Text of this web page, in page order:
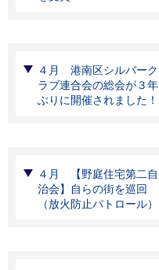
４月 港南区シルバーク
ラブ連合会の総会が３年
ぶりに開催されました！
４月 【野庭住宅第二自
治会】自らの街を巡回
（放火防止パトロール）